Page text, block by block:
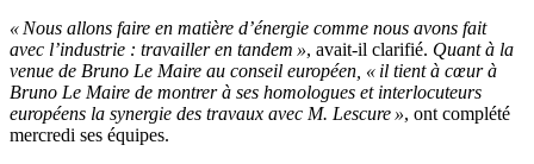
« Nous allons faire en matière d’énergie comme nous avons fait
avec l’industrie : travailler en tandem », avait-il clarifié. Quant à la
venue de Bruno Le Maire au conseil européen, « il tient à cœur à
Bruno Le Maire de montrer à ses homologues et interlocuteurs
européens la synergie des travaux avec M. Lescure », ont complété
mercredi ses équipes.